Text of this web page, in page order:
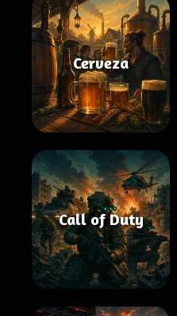
Cerveza
Call of Duty